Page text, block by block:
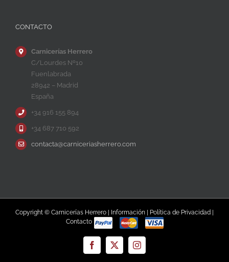
CONTACTO
Carnicerías Herrero
C/Lourdes Nº10
Fuenlabrada
28942 – Madrid
España
+34 916 155 894
+34 687 710 592
contacta@carniceriasherrero.com
Copyright © Carnicerías Herrero | Información Política de Privacidad
Contacto
Facebook
X Instagram